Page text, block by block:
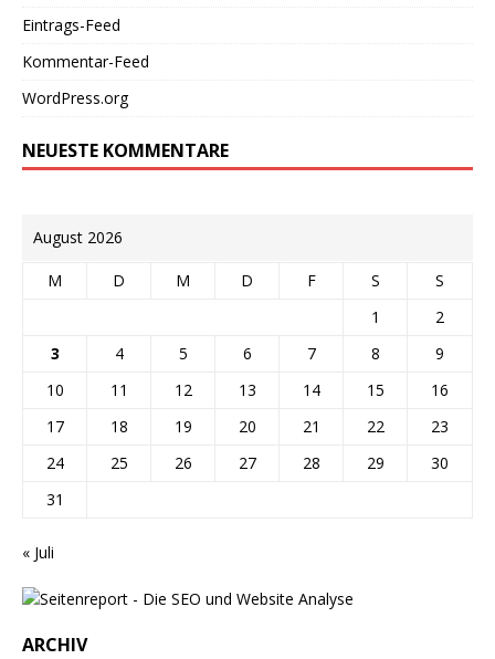
Eintrags-Feed
Kommentar-Feed
WordPress.org
NEUESTE KOMMENTARE
August 2026
M D M D F S
S
1
2
3
4 5 6 7 8
9
10
11 12 13 14 15
16
17
18 19 20 21 22
23
24
25 26 27 28 29
30
31
« Juli
ARCHIV